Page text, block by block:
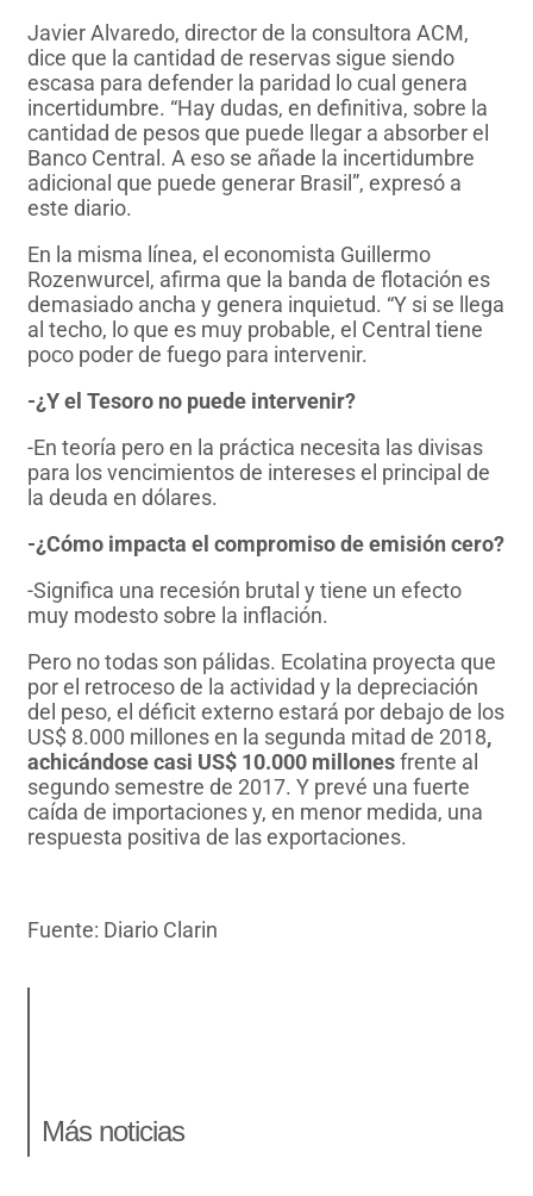
Javier Alvaredo, director de la consultora ACM,
dice que la cantidad de reservas sigue siendo
escasa para defender la paridad lo cual genera
incertidumbre. “Hay dudas, en definitiva, sobre la
cantidad de pesos que puede llegar a absorber el
Banco Central. A eso se añade la incertidumbre
adicional que puede generar Brasil”, expresó a
este diario.
En la misma línea, el economista Guillermo
Rozenwurcel, afirma que la banda de flotación es
demasiado ancha y genera inquietud. “Y si se llega
al techo, lo que es muy probable, el Central tiene
poco poder de fuego para intervenir.
-¿Y el Tesoro no puede intervenir?
-En teoría pero en la práctica necesita las divisas
para los vencimientos de intereses el principal de
la deuda en dólares.
-¿Cómo impacta el compromiso de emisión cero?
-Significa una recesión brutal y tiene un efecto
muy modesto sobre la inflación.
Pero no todas son pálidas. Ecolatina proyecta que
por el retroceso de la actividad y la depreciación
del peso, el déficit externo estará por debajo de los
US$ 8.000 millones en la segunda mitad de 2018,
achicándose casi US$ 10.000 millonesfrente al
segundo semestre de 2017. Y prevé una fuerte
caída de importaciones y, en menor medida, una
respuesta positiva de las exportaciones.
Fuente: Diario Clarin
Más noticias